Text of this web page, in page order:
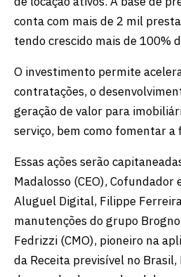
conta com mais de 2 mil
tendo crescido mais de 100%
O investimento permite
contratações, o
geração de valor para
serviço, bem como fomentar a
Essas ações serão
Madalosso (CEO), Cofundador
Aluguel Digital, Filippe
manutenções do grupo
Fedrizzi (CMO), pioneiro na
da Receita previsível no